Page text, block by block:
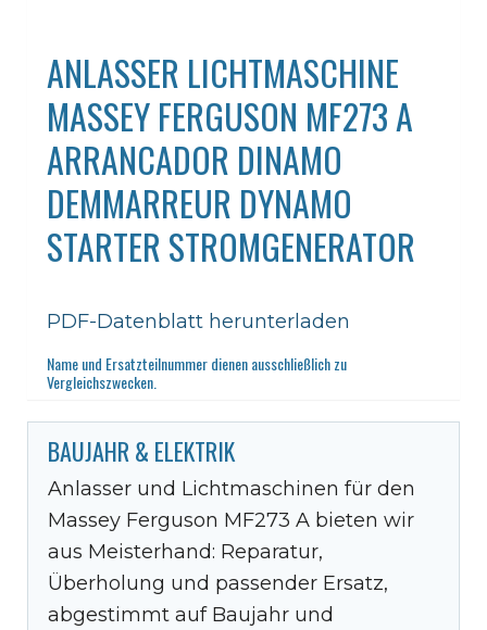
ANLASSER LICHTMASCHINE
MASSEY FERGUSON MF273 A
ARRANCADOR DINAMO
DEMMARREUR DYNAMO
STARTER STROMGENERATOR
PDF-Datenblatt herunterladen
Name und Ersatzteilnummer dienen ausschließlich zu
Vergleichszwecken.
BAUJAHR & ELEKTRIK
Anlasser und Lichtmaschinen für den
Massey Ferguson MF273 A bieten wir
aus Meisterhand: Reparatur,
Überholung und passender Ersatz,
abgestimmt auf Baujahr und